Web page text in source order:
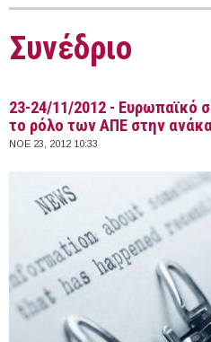
Συνέδριο
23-24/11/2012 - Ευρωπαϊκό
το ρόλο των ΑΠΕ στην
ΝΟΕ 23, 2012 10:33